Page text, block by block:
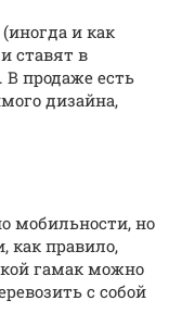
и как
ставят в
В продаже есть
дизайна,
мобильности, но
как правило,
гамак можно
с собой